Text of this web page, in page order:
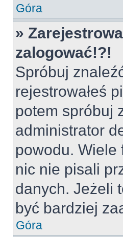
Góra
»
zalogować!?!
Spróbuj
rejestrowałeś
potem spróbuj
administrator
powodu. Wiele
nic nie pisali
danych. Jeżeli
być bardziej
Góra